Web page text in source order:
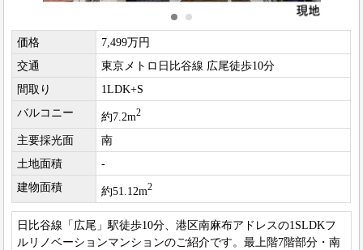
価格
7,499万円
交通
東京メトロ日比谷線 広尾徒歩10分
間取り
1LDK+S
バルコニー
約7.2m2
主要採光面
南
土地面積
-
建物面積
約51.12m2
日比谷線「広尾」駅徒歩10分、港区南麻布アドレスの1SLDKフ
ルリノベーションマンションのご紹介です。最上階7階部分・南